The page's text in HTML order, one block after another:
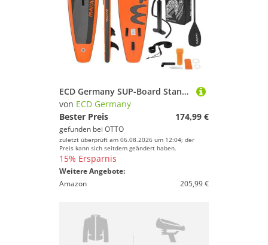
ECD Germany SUP-Board Stand Up Paddle Board aus PVC Paddelboard Paddling Board, Stand-Up Paddle-Board, SUP Board 320x80x15 cm 120 kg Traglast rutschfest orange inkl Zubehör
von ECD Germany
Bester Preis
174,99 €
gefunden bei OTTO
zuletzt überprüft am 06.08.2026 um 12:04; der
Preis kann sich seitdem geändert haben.
15% Ersparnis
Weitere Angebote:
Amazon
205,99 €